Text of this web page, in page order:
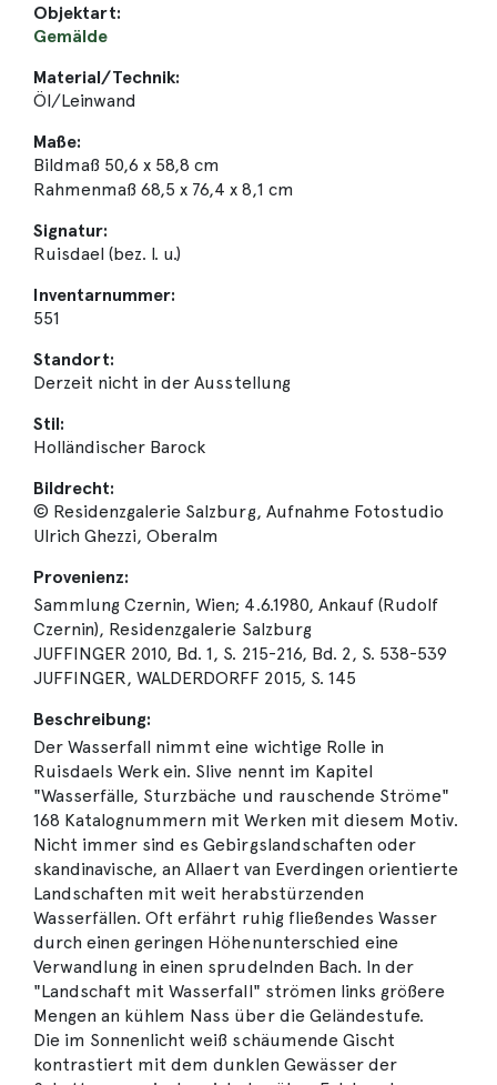
Objektart:
Gemälde
Material/Technik:
Öl/Leinwand
Maße:
Bildmaß 50,6 x 58,8 cm
Rahmenmaß 68,5 x 76,4 x 8,1 cm
Signatur:
Ruisdael (bez. l. u.)
Inventarnummer:
551
Standort:
Derzeit nicht in der Ausstellung
Stil:
Holländischer Barock
Bildrecht:
© Residenzgalerie Salzburg, Aufnahme Fotostudio
Ulrich Ghezzi, Oberalm
Provenienz:
Sammlung Czernin, Wien; 4.6.1980, Ankauf (Rudolf
Czernin), Residenzgalerie Salzburg
JUFFINGER 2010, Bd. 1, S. 215-216, Bd. 2, S. 538-539
JUFFINGER, WALDERDORFF 2015, S. 145
Beschreibung:
Der Wasserfall nimmt eine wichtige Rolle in
Ruisdaels Werk ein. Slive nennt im Kapitel
"Wasserfälle, Sturzbäche und rauschende Ströme"
168 Katalognummern mit Werken mit diesem Motiv.
Nicht immer sind es Gebirgslandschaften oder
skandinavische, an Allaert van Everdingen orientierte
Landschaften mit weit herabstürzenden
Wasserfällen. Oft erfährt ruhig fließendes Wasser
durch einen geringen Höhenunterschied eine
Verwandlung in einen sprudelnden Bach. In der
"Landschaft mit Wasserfall" strömen links größere
Mengen an kühlem Nass über die Geländestufe.
Die im Sonnenlicht weiß schäumende Gischt
kontrastiert mit dem dunklen Gewässer der